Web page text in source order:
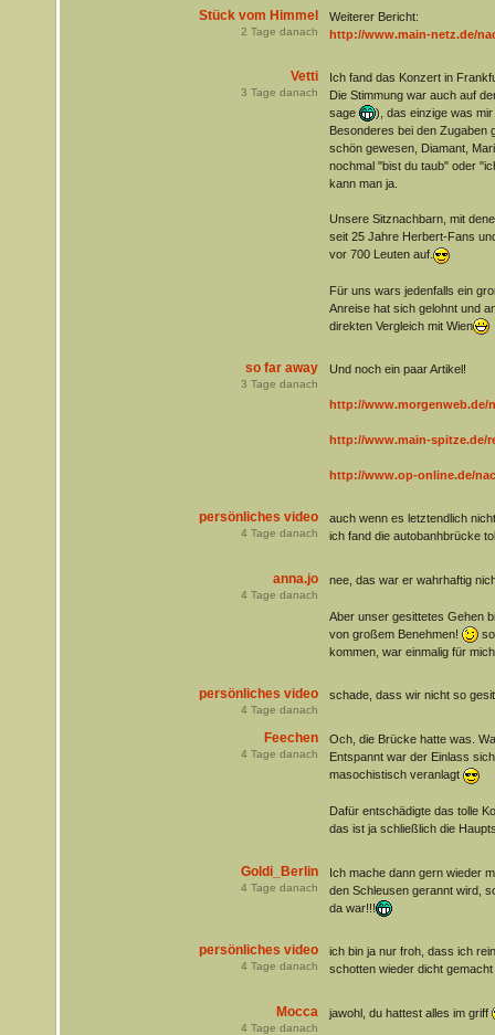
Stück vom Himmel
2 Tage danach
Weiterer Bericht:
http://www.main-netz.de/
Vetti
3 Tage danach
Ich fand das Konzert in
Die Stimmung war auch auf
sage
), das einzige was
Besonderes bei den Zugaben
schön gewesen, Diamant,
nochmal "bist du taub" oder
kann man ja.
Unsere Sitznachbarn, mit
seit 25 Jahre Herbert-Fans
vor 700 Leuten auf.
Für uns wars jedenfalls ein
Anreise hat sich gelohnt und
direkten Vergleich mit Wien
so far away
3 Tage danach
Und noch ein paar Artikel!
http://www.morgenweb.de/
http://www.main-spitze.de/
http://www.op-online.de/
persönliches video
4 Tage danach
auch wenn es letztendlich
ich fand die autobanhbrücke
anna.jo
4 Tage danach
nee, das war er wahrhaftig
Aber unser gesittetes Gehen
von großem Benehmen!
so
kommen, war einmalig für
persönliches video
4 Tage danach
schade, dass wir nicht so
Feechen
4 Tage danach
Och, die Brücke hatte was.
Entspannt war der Einlass
masochistisch veranlagt
Dafür entschädigte das tolle
das ist ja schließlich die
Goldi_Berlin
4 Tage danach
Ich mache dann gern wieder
den Schleusen gerannt wird,
da war!!!
persönliches video
4 Tage danach
ich bin ja nur froh, dass ich
schotten wieder dicht
Mocca
4 Tage danach
jawohl, du hattest alles im griff